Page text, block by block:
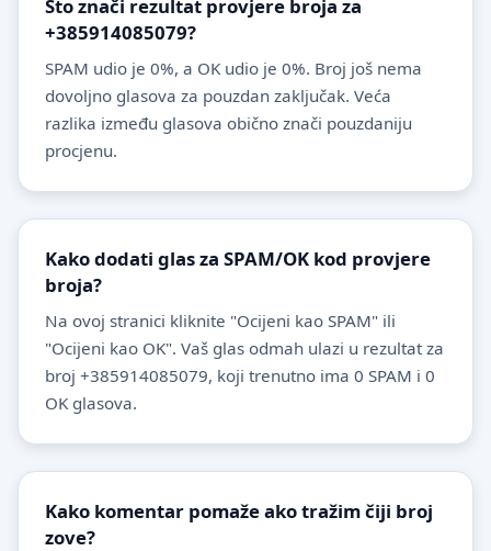
Što znači rezultat provjere broja za
+385914085079?
SPAM udio je 0%, a OK udio je 0%. Broj još nema
dovoljno glasova za pouzdan zaključak. Veća
razlika između glasova obično znači pouzdaniju
procjenu.
Kako dodati glas za SPAM/OK kod provjere
broja?
Na ovoj stranici kliknite "Ocijeni kao SPAM" ili
"Ocijeni kao OK". Vaš glas odmah ulazi u rezultat za
broj +385914085079, koji trenutno ima 0 SPAM i 0
OK glasova.
Kako komentar pomaže ako tražim čiji broj
zove?